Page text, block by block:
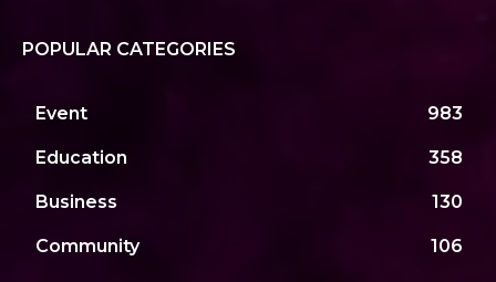
POPULAR CATEGORIES
Event 983
Education 358
Business 130
Community 106